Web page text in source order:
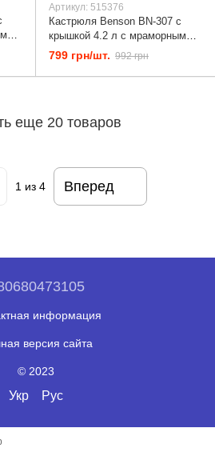
Артикул: 515376
Кастрюля Benson BN-307 с
крышкой 4.2 л с мраморным
покрытием антипригарная
799 грн/шт. 992 грн
еще 20 товаров
1из 4 Вперед
информация
версия сайта
© 2023
Укр Рус